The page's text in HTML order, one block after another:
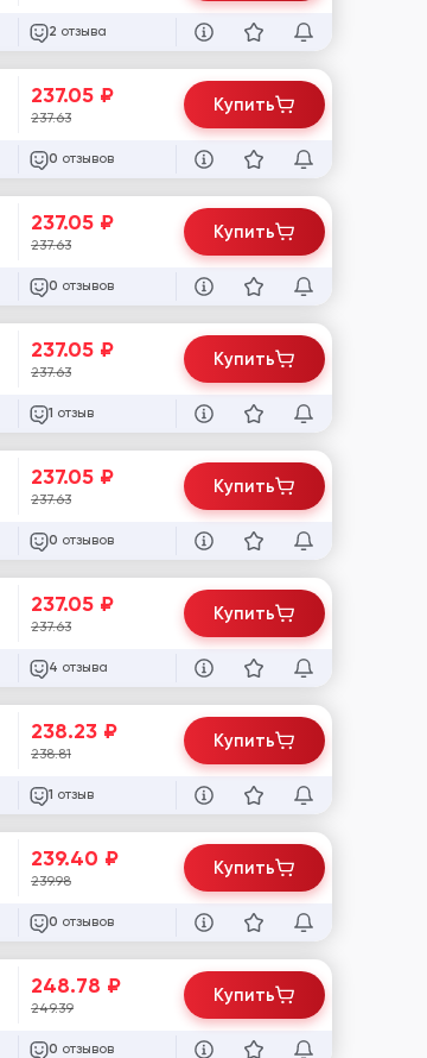
2 отзыва
237.05 ₽
237.63
0 отзывов
Купить
237.05 ₽
237.63
0 отзывов
Купить
237.05 ₽
237.63
1 отзыв
Купить
237.05 ₽
237.63
0 отзывов
Купить
237.05 ₽
237.63
4 отзыва
Купить
238.23 ₽
238.81
1 отзыв
Купить
239.40 ₽
239.98
0 отзывов
Купить
248.78 ₽
249.39
0 отзывов
Купить